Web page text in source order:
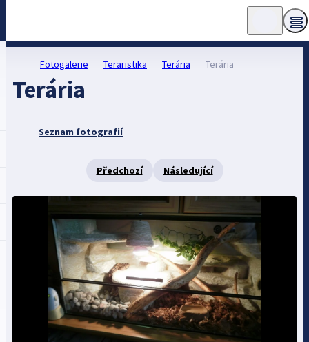
Fotogalerie Teraristika Terária Terária
Terária
Seznam fotografií
Předchozí Následující